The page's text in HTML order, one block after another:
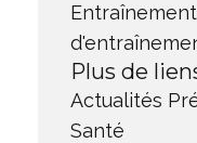
Plus de
Actualités
Santé